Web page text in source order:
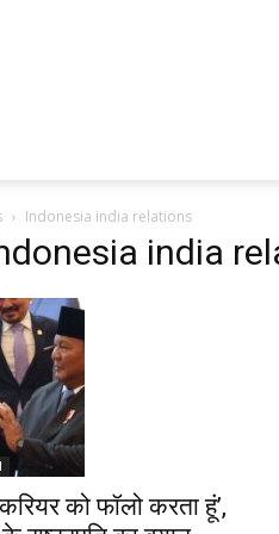
Indonesia india relations
india
को फॉलो करता हूं’,